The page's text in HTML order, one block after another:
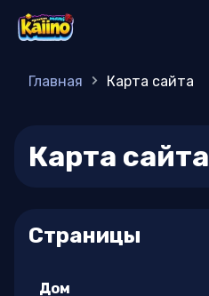
Главная Карта сайта
Карта сайта
Страницы
Дом